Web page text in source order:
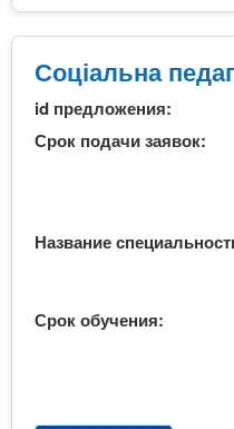
ц
і
а
л
ь
н
д
а
г
Соціальна
id предложения:
Срок подачи заявок:
Название
Срок обучения: